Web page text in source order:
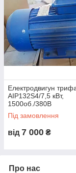
Електродвигун
АІР132S4/7,5 кВт,
1500об./380В
Під замовлення
від 7 000 ₴
Про нас